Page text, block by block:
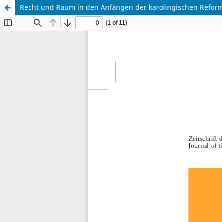
Recht und Raum in den Anfängen der karolingischen